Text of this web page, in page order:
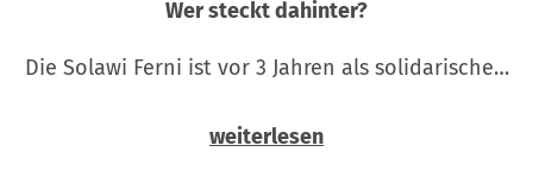
Wer steckt dahinter?
Die Solawi Ferni ist vor 3 Jahren als solidarische…
weiterlesen